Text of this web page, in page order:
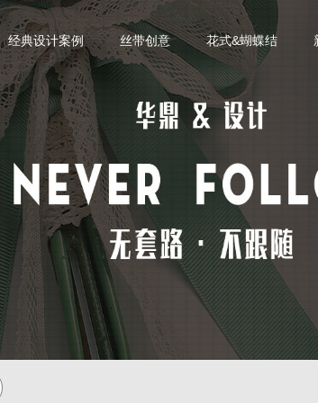
经典设计案例 丝带创意 花式&蝴蝶结